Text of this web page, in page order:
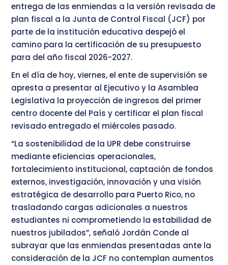
entrega de las enmiendas a la versión revisada de
plan fiscal a la Junta de Control Fiscal (JCF) por
parte de la institución educativa despejó el
camino para la certificación de su presupuesto
para del año fiscal 2026-2027.
En el día de hoy, viernes, el ente de supervisión se
apresta a presentar al Ejecutivo y la Asamblea
Legislativa la proyección de ingresos del primer
centro docente del País y certificar el plan fiscal
revisado entregado el miércoles pasado.
“La sostenibilidad de la UPR debe construirse
mediante eficiencias operacionales,
fortalecimiento institucional, captación de fondos
externos, investigación, innovación y una visión
estratégica de desarrollo para Puerto Rico, no
trasladando cargas adicionales a nuestros
estudiantes ni comprometiendo la estabilidad de
nuestros jubilados”, señaló Jordán Conde al
subrayar que las enmiendas presentadas ante la
consideración de la JCF no contemplan aumentos